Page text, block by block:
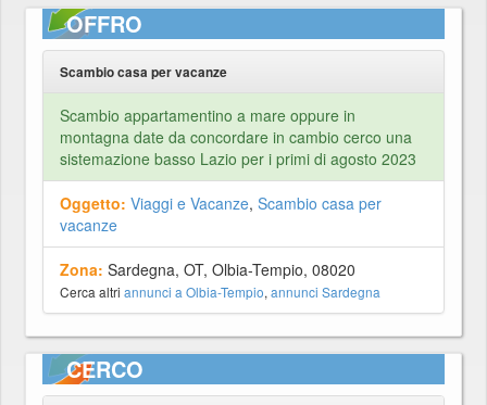
OFFRO
Scambio casa per vacanze
Scambio appartamentino a mare oppure in
montagna date da concordare in cambio cerco una
sistemazione basso Lazio per i primi di agosto 2023
Oggetto: Viaggi e Vacanze, Scambio casa per
vacanze
Zona: Sardegna, OT, Olbia-Tempio, 08020
Cerca altri annunci a Olbia-Tempio, annunci Sardegna
CERCO